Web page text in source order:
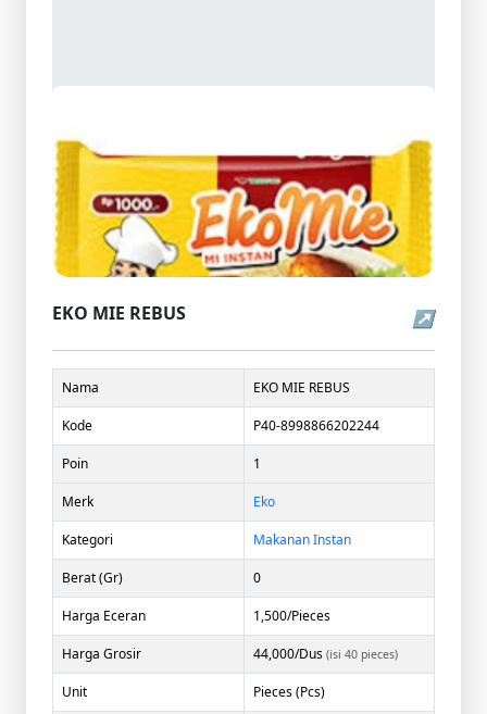
EKO MIE REBUS ↗
Nama EKO MIE REBUS
Kode P40-8998866202244
Poin 1
Merk Eko
Kategori Makanan Instan
Berat (Gr) 0
Harga Eceran 1,500/Pieces
Harga Grosir 44,000/Dus (isi 40 pieces)
Unit Pieces (Pcs)